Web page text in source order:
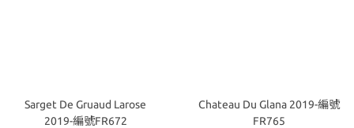
Sarget De Gruaud Larose
2019-編號FR672
Chateau Du Glana 2019-編號
FR765